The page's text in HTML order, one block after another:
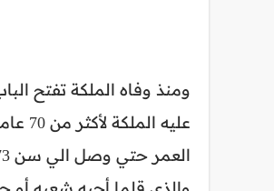
ومنذ وفاه الملكة تفتح